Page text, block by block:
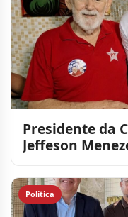
Presidente da
Jeffeson
Política